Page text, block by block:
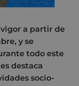
a partir de
y se
todo este
destaca
socio-